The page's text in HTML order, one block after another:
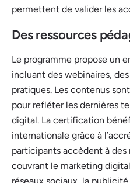
permettent de valider les
Des ressources
Le programme propose un
incluant des webinaires,
pratiques. Les contenus
pour refléter les dernières
digital. La certification
internationale grâce à
participants accèdent à des
couvrant le marketing